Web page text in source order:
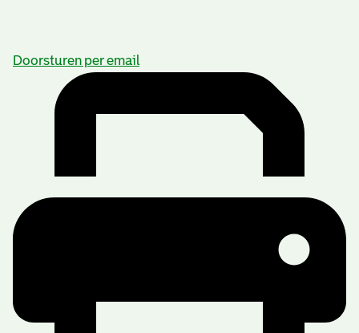
Doorsturen per email